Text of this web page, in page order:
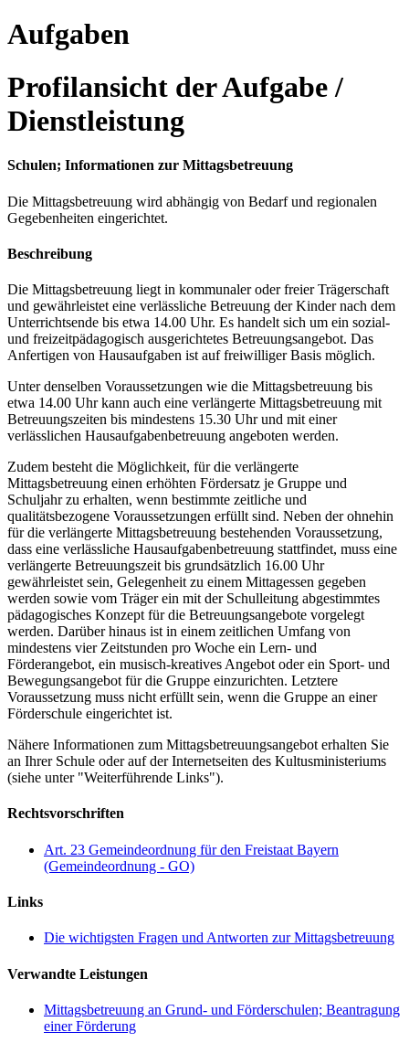
Aufgaben
Profilansicht der Aufgabe /
Dienstleistung
Schulen; Informationen zur Mittagsbetreuung
Die Mittagsbetreuung wird abhängig von Bedarf und regionalen
Gegebenheiten eingerichtet.
Beschreibung
Die Mittagsbetreuung liegt in kommunaler oder freier Trägerschaft
und gewährleistet eine verlässliche Betreuung der Kinder nach dem
Unterrichtsende bis etwa 14.00 Uhr. Es handelt sich um ein sozial-
und freizeitpädagogisch ausgerichtetes Betreuungsangebot. Das
Anfertigen von Hausaufgaben ist auf freiwilliger Basis möglich.
Unter denselben Voraussetzungen wie die Mittagsbetreuung bis
etwa 14.00 Uhr kann auch eine verlängerte Mittagsbetreuung mit
Betreuungszeiten bis mindestens 15.30 Uhr und mit einer
verlässlichen Hausaufgabenbetreuung angeboten werden.
Zudem besteht die Möglichkeit, für die verlängerte
Mittagsbetreuung einen erhöhten Fördersatz je Gruppe und
Schuljahr zu erhalten, wenn bestimmte zeitliche und
qualitätsbezogene Voraussetzungen erfüllt sind. Neben der ohnehin
für die verlängerte Mittagsbetreuung bestehenden Voraussetzung,
dass eine verlässliche Hausaufgabenbetreuung stattfindet, muss eine
verlängerte Betreuungszeit bis grundsätzlich 16.00 Uhr
gewährleistet sein, Gelegenheit zu einem Mittagessen gegeben
werden sowie vom Träger ein mit der Schulleitung abgestimmtes
pädagogisches Konzept für die Betreuungsangebote vorgelegt
werden. Darüber hinaus ist in einem zeitlichen Umfang von
mindestens vier Zeitstunden pro Woche ein Lern- und
Förderangebot, ein musisch-kreatives Angebot oder ein Sport- und
Bewegungsangebot für die Gruppe einzurichten. Letztere
Voraussetzung muss nicht erfüllt sein, wenn die Gruppe an einer
Förderschule eingerichtet ist.
Nähere Informationen zum Mittagsbetreuungsangebot erhalten Sie
an Ihrer Schule oder auf der Internetseiten des Kultusministeriums
(siehe unter "Weiterführende Links").
Rechtsvorschriften
Art. 23 Gemeindeordnung für den Freistaat Bayern
(Gemeindeordnung - GO)
Links
Die wichtigsten Fragen und Antworten zur Mittagsbetreuung
Verwandte Leistungen
Mittagsbetreuung an Grund- und Förderschulen; Beantragung
einer Förderung